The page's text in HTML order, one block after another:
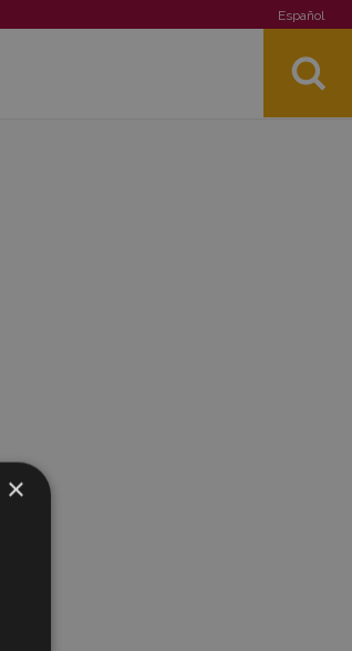
Español
×